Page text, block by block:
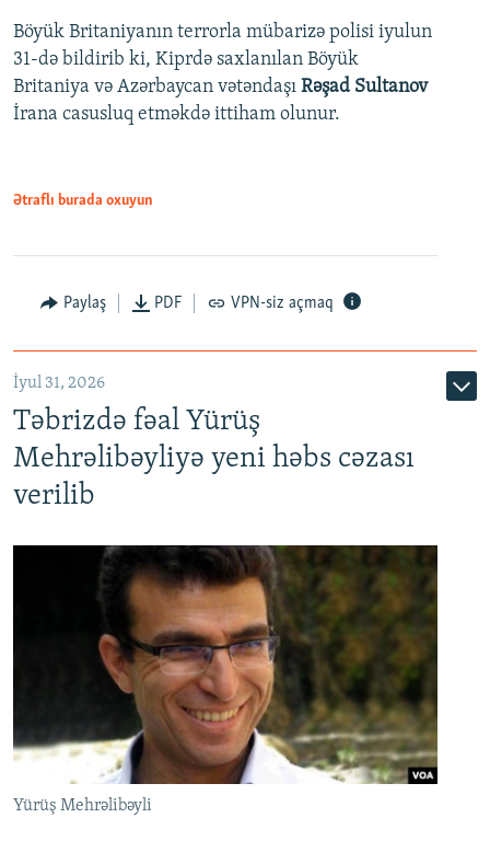
Böyük Britaniyanın terrorla mübarizə polisi iyulun
31-də bildirib ki, Kiprdə saxlanılan Böyük
Britaniya və Azərbaycan vətəndaşı Rəşad Sultanov
İrana casusluq etməkdə ittiham olunur.
Ətraflı burada oxuyun
Paylaş PDF VPN-siz açmaq
İyul 31, 2026
Təbrizdə fəal Yürüş
Mehrəlibəyliyə yeni həbs cəzası
verilib
Yürüş Mehrəlibəyli